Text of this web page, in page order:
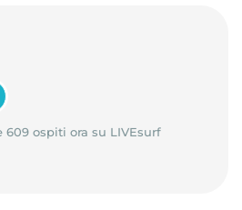
609 ospiti ora su LIVEsurf